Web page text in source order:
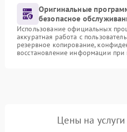
Оригинальные
безопасное
Использование официальных
аккуратная работа с
резервное копирование,
восстановление информации
Цены на